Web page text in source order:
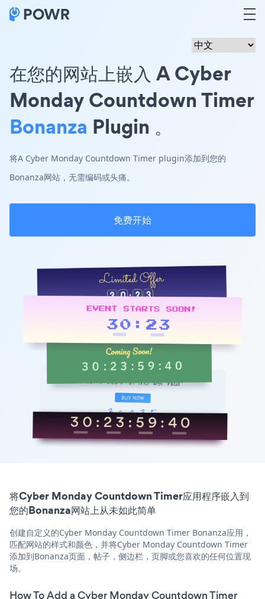
在您的网站上嵌入 A Cyber
Monday Countdown Timer
Bonanza Plugin 。
将A Cyber Monday Countdown Timer plugin添加到您的
Bonanza网站，无需编码或头痛。
免费开始
将Cyber Monday Countdown Timer应用程序嵌入到
您的Bonanza网站上从未如此简单
创建自定义的Cyber Monday Countdown Timer Bonanza应用，
匹配网站的样式和颜色，并将Cyber Monday Countdown Timer
添加到Bonanza页面，帖子，侧边栏，页脚或您喜欢的任何位置现
场。
How To Add a Cyber Monday Countdown Timer